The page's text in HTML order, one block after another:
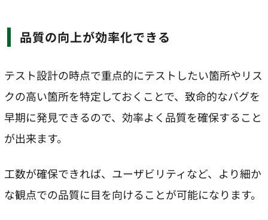
品質の向上が効率化できる
テスト設計の時点で重点的にテストしたい箇所やリス
クの高い箇所を特定しておくことで、致命的なバグを
早期に発見できるので、効率よく品質を確保すること
が出来ます。
工数が確保できれば、ユーザビリティなど、より細か
な観点での品質に目を向けることが可能になります。